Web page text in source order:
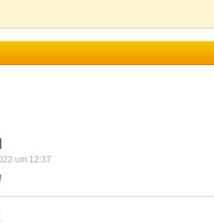
um 12:37